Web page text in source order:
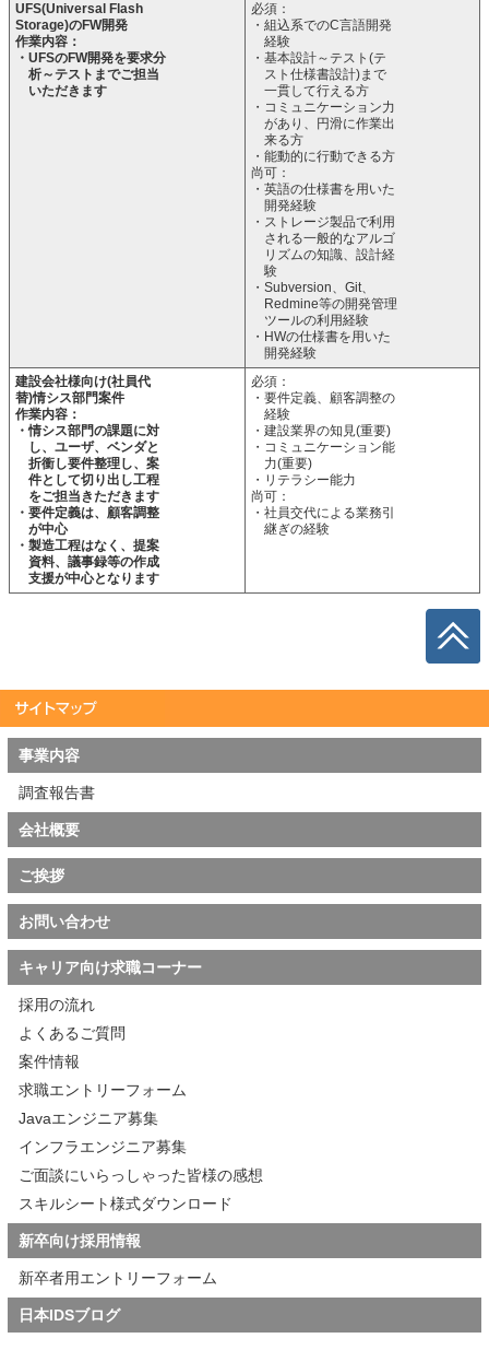
UFS(Universal Flash
Storage)のFW開発
作業内容：
・UFSのFW開発を要求分
析～テストまでご担当
いただきます
必須：
・組込系でのC言語開発
経験
・基本設計～テスト(テ
スト仕様書設計)まで
一貫して行える方
・コミュニケーション力
があり、円滑に作業出
来る方
・能動的に行動できる方
尚可：
・英語の仕様書を用いた
開発経験
・ストレージ製品で利用
される一般的なアルゴ
リズムの知識、設計経
験
・Subversion、Git、
Redmine等の開発管理
ツールの利用経験
・HWの仕様書を用いた
開発経験
建設会社様向け(社員代
替)情シス部門案件
作業内容：
・情シス部門の課題に対
し、ユーザ、ベンダと
折衝し要件整理し、案
件として切り出し工程
をご担当きただきます
・要件定義は、顧客調整
が中心
・製造工程はなく、提案
資料、議事録等の作成
支援が中心となります
必須：
・要件定義、顧客調整の
経験
・建設業界の知見(重要)
・コミュニケーション能
力(重要)
・リテラシー能力
尚可：
・社員交代による業務引
継ぎの経験
事業内容
調査報告書
会社概要
ご挨拶
お問い合わせ
キャリア向け求職コーナー
採用の流れ
よくあるご質問
案件情報
求職エントリーフォーム
Javaエンジニア募集
インフラエンジニア募集
ご面談にいらっしゃった皆様の感想
スキルシート様式ダウンロード
新卒向け採用情報
新卒者用エントリーフォーム
日本IDSブログ